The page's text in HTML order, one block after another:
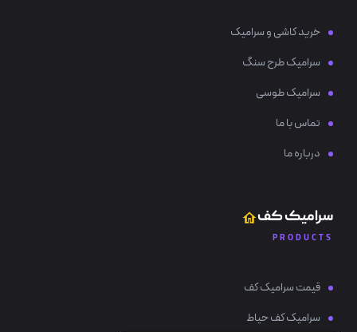
خرید کاشی و سرامیک
سرامیک طرح سنگ
سرامیک طوسی
تماس با ما
درباره ما
سرامیک کف
PRODUCTS
قیمت سرامیک کف
سرامیک کف حیاط